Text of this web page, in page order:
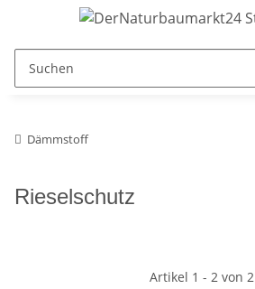
Dämmstoff
Rieselschutz
Artikel 1 - 2 von 2